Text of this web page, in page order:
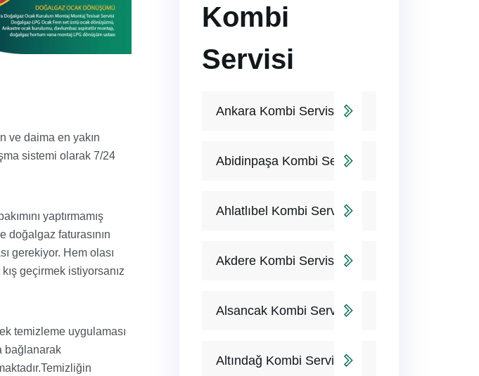
ve daima en yakın
sistemi olarak 7/24
yaptırmamış
doğalgaz faturasının
gerekiyor. Hem olası
geçirmek istiyorsanız
temizleme uygulaması
bağlanarak
Kombi
Servisi
Ankara Kombi Servisi
Abidinpaşa Kombi Servisi
Ahlatlıbel Kombi Servisi
Akdere Kombi Servisi
Alsancak Kombi Servisi
Altındağ Kombi Servisi